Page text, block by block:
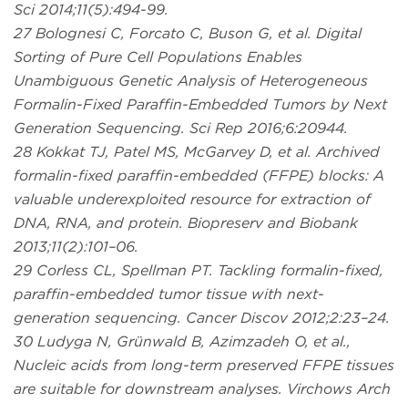
Sci 2014;11(5):494-99.
27 Bolognesi C, Forcato C, Buson G, et al. Digital
Sorting of Pure Cell Populations Enables
Unambiguous Genetic Analysis of Heterogeneous
Formalin-Fixed Paraffin-Embedded Tumors by Next
Generation Sequencing. Sci Rep 2016;6:20944.
28 Kokkat TJ, Patel MS, McGarvey D, et al. Archived
formalin-fixed paraffin-embedded (FFPE) blocks: A
valuable underexploited resource for extraction of
DNA, RNA, and protein. Biopreserv and Biobank
2013;11(2):101–06.
29 Corless CL, Spellman PT. Tackling formalin-fixed,
paraffin-embedded tumor tissue with next-
generation sequencing. Cancer Discov 2012;2:23–24.
30 Ludyga N, Grünwald B, Azimzadeh O, et al.,
Nucleic acids from long-term preserved FFPE tissues
are suitable for downstream analyses. Virchows Arch